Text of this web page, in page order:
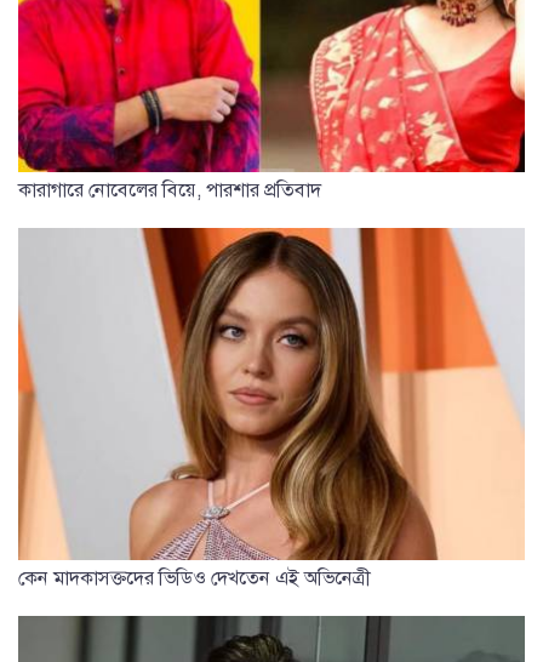
কারাগারে নোবেলের বিয়ে, পারশার প্রতিবাদ
কেন মাদকাসক্তদের ভিডিও দেখতেন এই অভিনেত্রী